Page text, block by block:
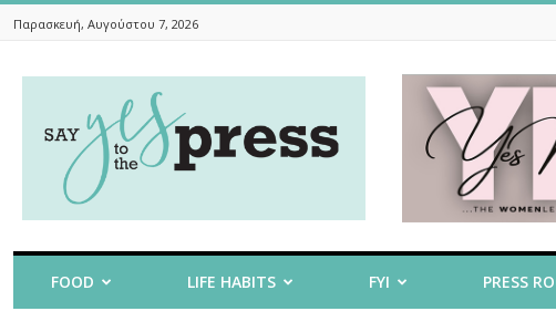
Παρασκευή, Αυγούστου 7, 2026
To
The
FOOD LIFE HABITS FYI PRESS